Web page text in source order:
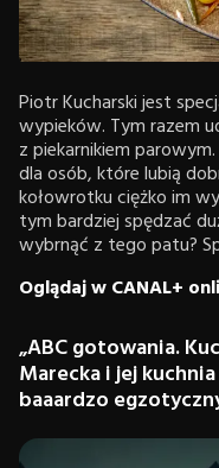
Piotr Kucharski jest
wypieków. Tym razem
z piekarnikiem parowym.
dla osób, które lubią
kołowrotku ciężko im
tym bardziej spędzać
wybrnąć z tego patu?
Oglądaj w CANAL+
„ABC gotowania.
Marecka i jej
baaardzo